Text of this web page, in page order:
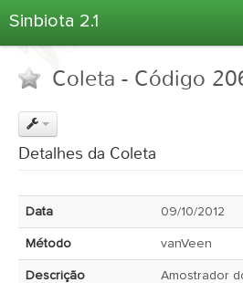
Sinbiota 2.1
Informações Ambientais
Coletas
Atlas 2.1
Estatísticas
Coleta - Código
Detalhes da Coleta
Data 09/10/2012
Método vanVeen
Descrição
Amostrador